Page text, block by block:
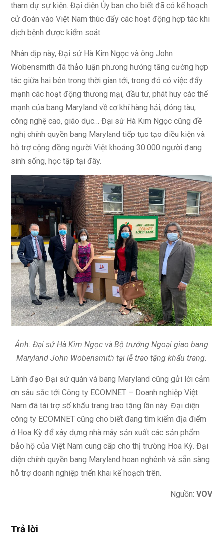
tham dự sự kiện. Đại diện Ủy ban cho biết đã có kế hoạch
cử đoàn vào Việt Nam thúc đẩy các hoạt động hợp tác khi
dịch bệnh được kiểm soát.
Nhân dịp này, Đại sứ Hà Kim Ngọc và ông John
Wobensmith đã thảo luận phương hướng tăng cường hợp
tác giữa hai bên trong thời gian tới, trong đó có việc đẩy
mạnh các hoạt động thương mại, đầu tư, phát huy các thế
mạnh của bang Maryland về cơ khí hàng hải, đóng tàu,
công nghệ cao, giáo dục… Đại sứ Hà Kim Ngọc cũng đề
nghị chính quyền bang Maryland tiếp tục tạo điều kiện và
hỗ trợ cộng đồng người Việt khoảng 30.000 người đang
sinh sống, học tập tại đây.
Ảnh: Đại sứ Hà Kim Ngọc và Bộ trưởng Ngoại giao bang
Maryland John Wobensmith tại lễ trao tặng khẩu trang.
Lãnh đạo Đại sứ quán và bang Maryland cũng gửi lời cảm
ơn sâu sắc tới Công ty ECOMNET – Doanh nghiệp Việt
Nam đã tài trợ số khẩu trang trao tặng lần này. Đại diện
công ty ECOMNET cũng cho biết đang tìm kiếm địa điểm
ở Hoa Kỳ để xây dựng nhà máy sản xuất các sản phẩm
bảo hộ của Việt Nam cung cấp cho thị trường Hoa Kỳ. Đại
diện chính quyền bang Maryland hoan nghênh và sẵn sàng
hỗ trợ doanh nghiệp triển khai kế hoạch trên.
Nguồn: VOV
Trả lời